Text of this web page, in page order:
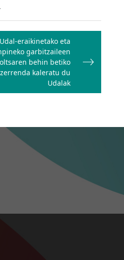
Udal-eraikinetako eta
garbitzaileen
behin betiko
zerrenda kaleratu du
Udalak